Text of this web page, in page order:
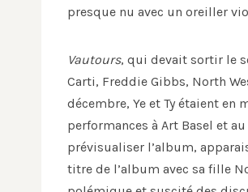
presque nu avec un oreiller
Vautours, qui devait sortir le
Carti, Freddie Gibbs, North
décembre, Ye et Ty étaient
performances à Art Basel et
prévisualiser l’album,
titre de l’album avec sa fille